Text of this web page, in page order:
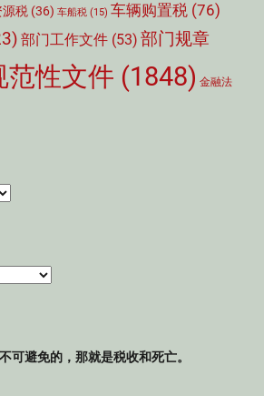
源税 (36) 车船税 (15) 车辆购置税 (76)
部门工作文件 (53) 部门规章
范性文件 (1848) 金融法
可避免的，那就是税收和死亡。